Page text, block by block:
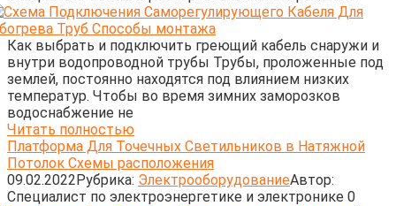
Как выбрать и подключить греющий кабель снаружи и
внутри водопроводной трубы Трубы, проложенные под
землей, постоянно находятся под влиянием низких
температур. Чтобы во время зимних заморозков
водоснабжение не
Читать полностью
Платформа Для Точечных Светильников в Натяжной
Потолок Схемы расположения
09.02.2022Рубрика: ЭлектрооборудованиеАвтор:
Cпециалист по электроэнергетике и электронике 0